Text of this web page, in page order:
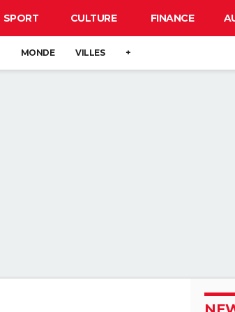
SPORT CULTURE FINANCE
MONDE VILLES +